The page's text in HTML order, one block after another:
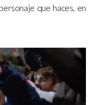
que haces, en